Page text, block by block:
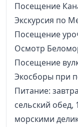
Посещение
Экскурсия по
Посещение
Осмотр
Посещение
Экосборы при
Питание:
сельский обед,
морскими